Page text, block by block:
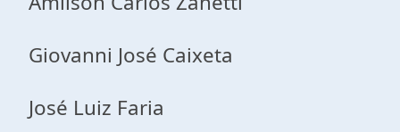
Giovanni José Caixeta
José Luiz Faria